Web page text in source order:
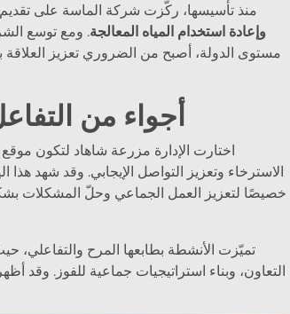
منذ تأسيسها، ركّزت شركة الماسة على
MBR، محطات STP وETP،GTP وإعادة استخدام المياه المعالجة. ومع توسع
مستوى الدولة، أصبح من الضروري تعزيز
أجواء من
اختارت الإدارة مزرعة شاهاد لتكون
الاسترخاء وتعزيز التواصل الإيجابي. وقد شهد هذا
خصيصًا لتعزيز العمل الجماعي وحلّ المشكلات
تميّزت الأنشطة بطابعها المرح
التعاون، وبناء استراتيجيات جماعية للفوز. وقد